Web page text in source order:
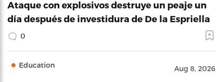
Ataque con explosivos destruye un peaje un
día después de investidura de De la Espriella
0
Education Aug 8, 2026